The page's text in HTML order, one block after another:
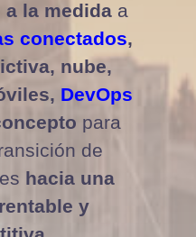
la medidaa
conectados,
nube,
DevOps
para
de
hacia una
y